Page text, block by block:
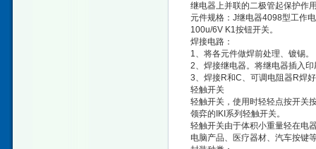
继电器上并联的二极管起保护作
元件规格：J继电器4098型工作
100u/6V K1按钮开关。
焊接电路：
1、将各元件做焊前处理、镀锡。
2、焊接继电器。将继电器插入
3、焊接R和C、可调电阻器R焊
轻触开关
轻触开关，使用时轻轻点按开关
领弈的IKI系列轻触开关。
轻触开关由于体积小重量轻在电
电脑产品、医疗器材、汽车按键